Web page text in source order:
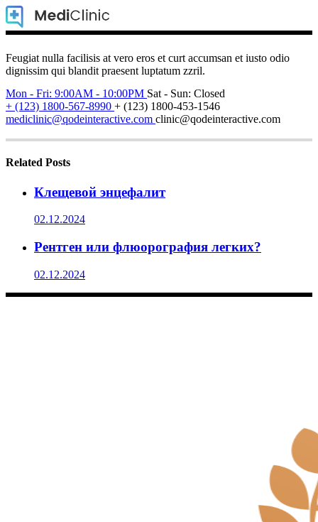
Feugiat nulla facilisis at vero eros et curt accumsan et iusto odio
dignissim qui blandit praesent luptatum zzril.
Mon - Fri: 9:00AM - 10:00PM Sat - Sun: Closed
+ (123) 1800-567-8990 + (123) 1800-453-1546
mediclinic@qodeinteractive.com clinic@qodeinteractive.com
Related Posts
Клещевой энцефалит
02.12.2024
Рентген или флюорография легких?
02.12.2024